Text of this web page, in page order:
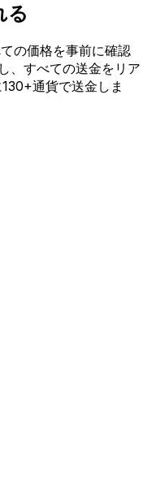
る
の価格を事前に確認
、すべての送金をリア
通貨で送金しま